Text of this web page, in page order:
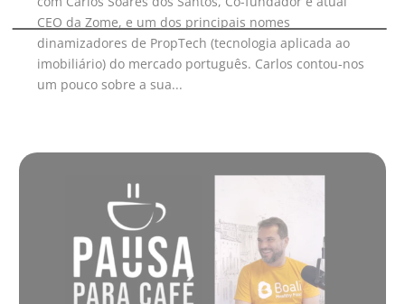
CEO da Zome, e um dos principais nomes
dinamizadores de PropTech (tecnologia aplicada ao
imobiliário) do mercado português. Carlos contou-nos
um pouco sobre a sua...